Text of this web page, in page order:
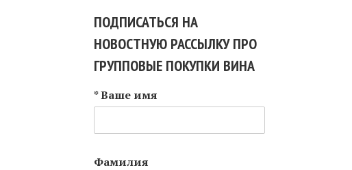
ПОДПИСАТЬСЯ НА
НОВОСТНУЮ РАССЫЛКУ ПРО
ГРУППОВЫЕ ПОКУПКИ ВИНА
* Ваше имя
Фамилия